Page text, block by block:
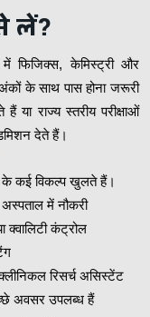
लें?
फिजिक्स, केमिस्ट्री और
के साथ पास होना जरूरी
राज्य स्तरीय परीक्षाओं
देते हैं।
के कई विकल्प खुलते हैं।
में नौकरी
क्वालिटी कंट्रोल
रिसर्च असिस्टेंट
अवसर उपलब्ध हैं